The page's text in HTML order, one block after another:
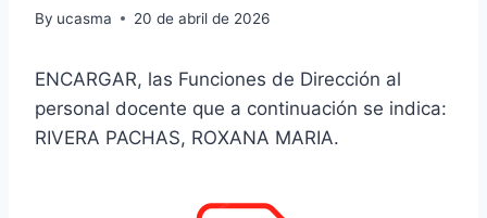
By ucasma 20 de abril de 2026
ENCARGAR, las Funciones de Dirección al
personal docente que a continuación se indica:
RIVERA PACHAS, ROXANA MARIA.